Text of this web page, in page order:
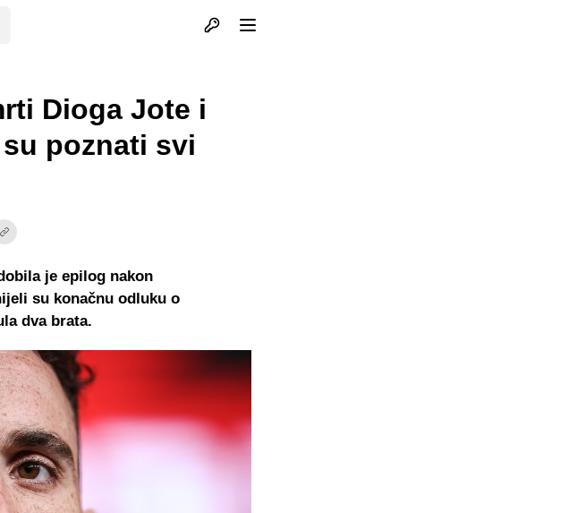
Otvori profil
Dioga Jote i
poznati svi
je epilog nakon
su konačnu odluku o
dva brata.